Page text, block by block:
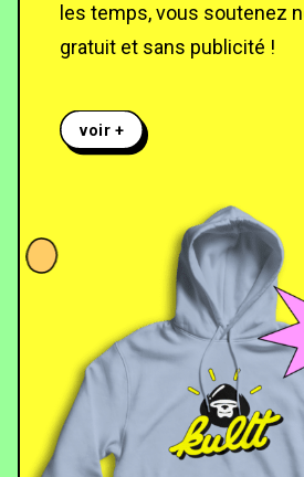
les temps, vous soutenez
gratuit et sans publicité !
voir +